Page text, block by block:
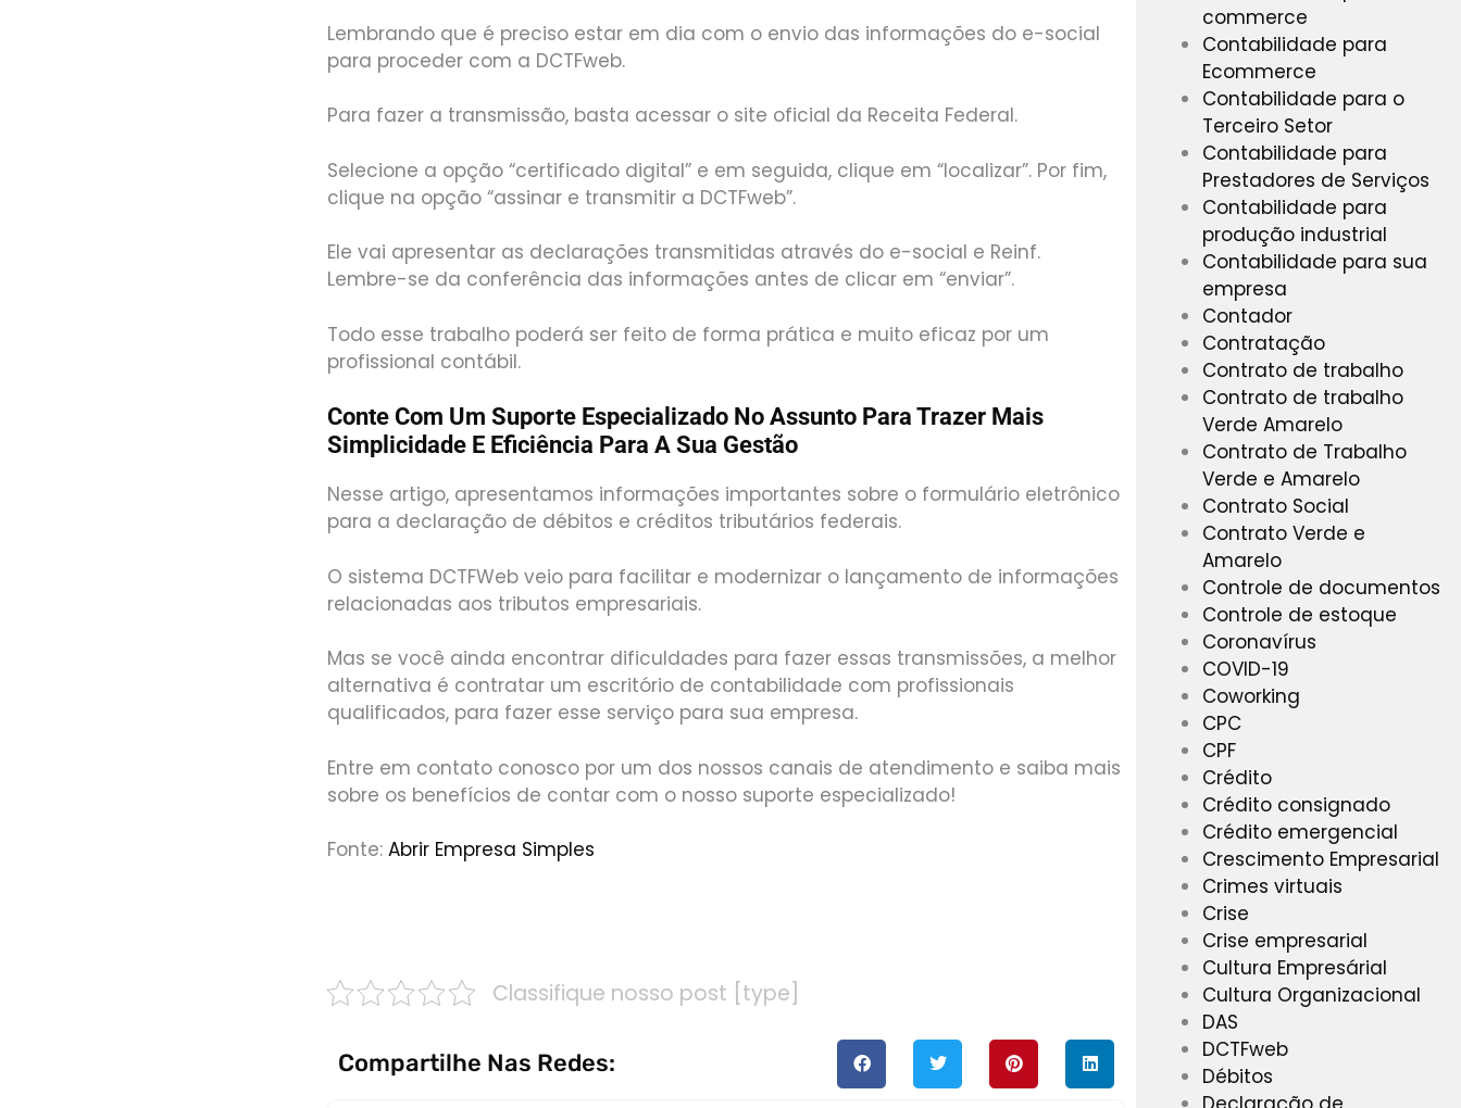
Lembrando que é preciso estar em dia com o envio das informações do e-social
para proceder com a DCTFweb.
Para fazer a transmissão, basta acessar o site oficial da Receita Federal.
Selecione a opção “certificado digital” e em seguida, clique em “localizar”. Por fim,
clique na opção “assinar e transmitir a DCTFweb”.
Ele vai apresentar as declarações transmitidas através do e-social e Reinf.
Lembre-se da conferência das informações antes de clicar em “enviar”.
Todo esse trabalho poderá ser feito de forma prática e muito eficaz por um
profissional contábil.
Conte Com Um Suporte Especializado No Assunto Para Trazer Mais
Simplicidade E Eficiência Para A Sua Gestão
Nesse artigo, apresentamos informações importantes sobre o formulário eletrônico
para a declaração de débitos e créditos tributários federais.
O sistema DCTFWeb veio para facilitar e modernizar o lançamento de informações
relacionadas aos tributos empresariais.
Mas se você ainda encontrar dificuldades para fazer essas transmissões, a melhor
alternativa é contratar um escritório de contabilidade com profissionais
qualificados, para fazer esse serviço para sua empresa.
Entre em contato conosco por um dos nossos canais de atendimento e saiba mais
sobre os benefícios de contar com o nosso suporte especializado!
Fonte:Abrir Empresa Simples
Classifique nosso post [type]
Compartilhe Nas Redes:
commerce
Contabilidade para
Ecommerce
Contabilidade para o
Terceiro Setor
Contabilidade para
Prestadores de Serviços
Contabilidade para
produção industrial
Contabilidade para sua
empresa
Contador
Contratação
Contrato de trabalho
Contrato de trabalho
Verde Amarelo
Contrato de Trabalho
Verde e Amarelo
Contrato Social
Contrato Verde e
Amarelo
Controle de documentos
Controle de estoque
Coronavírus
COVID-19
Coworking
CPC
CPF
Crédito
Crédito consignado
Crédito emergencial
Crescimento Empresarial
Crimes virtuais
Crise
Crise empresarial
Cultura Empresárial
Cultura Organizacional
DAS
DCTFweb
Débitos